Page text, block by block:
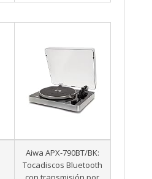
Aiwa APX-790BT/BK:
Tocadiscos Bluetooth